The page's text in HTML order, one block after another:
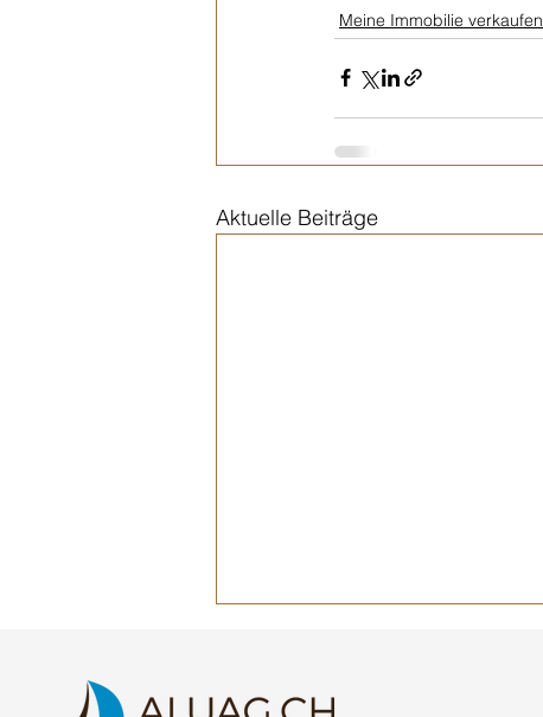
Meine Immobilie verkaufen
Aktuelle Beiträge